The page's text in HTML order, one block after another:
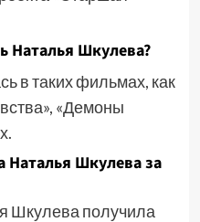
Наталья Шкулева?
в таких фильмах, как
«Демоны
Наталья Шкулева за
Шкулева получила